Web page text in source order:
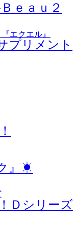
ｅａｕ２
プリメント
』☀
Ｄシリーズ